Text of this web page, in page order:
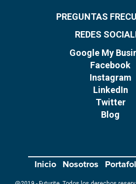
PREGUNTAS
REDES
Google My
Facebook
Instagram
LinkedIn
Twitter
Blog
Inicio Nosotros